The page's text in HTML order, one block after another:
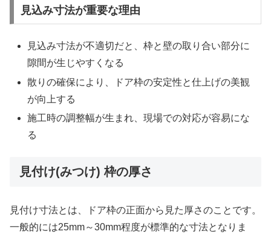
見込み寸法が重要な理由
見込み寸法が不適切だと、枠と壁の取り合い部分に
隙間が生じやすくなる
散りの確保により、ドア枠の安定性と仕上げの美観
が向上する
施工時の調整幅が生まれ、現場での対応が容易にな
る
見付け(みつけ) 枠の厚さ
見付け寸法とは、ドア枠の正面から見た厚さのことです。
一般的には25mm～30mm程度が標準的な寸法となりま